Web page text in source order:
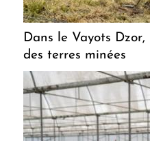
Dans le Vayots
des terres minées